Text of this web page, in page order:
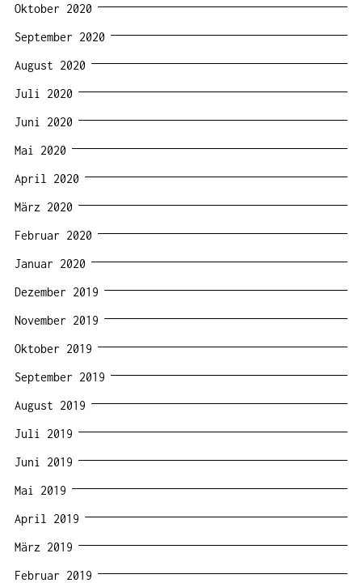
Oktober 2020
September 2020
August 2020
Juli 2020
Juni 2020
Mai 2020
April 2020
März 2020
Februar 2020
Januar 2020
Dezember 2019
November 2019
Oktober 2019
September 2019
August 2019
Juli 2019
Juni 2019
Mai 2019
April 2019
März 2019
Februar 2019